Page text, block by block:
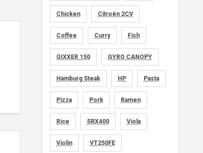
graphics(134)
memo (30)
motorcycle(149)
movies(1)
music(51)
plants(43)
Chicken Citroën 2CV
Coffee Curry Fish
GIXXER 150 GYRO CANOPY
Hamburg Steak HP Pasta
Pizza Pork Ramen
Rice SRX400 Viola
Violin VT250FE